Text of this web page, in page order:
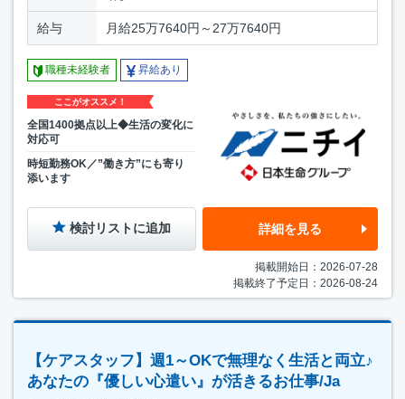
給与 月給25万7640円～27万7640円
職種未経験者 昇給あり
ここがオススメ！
全国1400拠点以上◆生活の変化に
対応可
時短勤務OK／”働き方”にも寄り
添います
検討リストに追加 詳細を見る
掲載開始日：2026-07-28
掲載終了予定日：2026-08-24
【ケアスタッフ】週1～OKで無理なく生活と両立♪
あなたの『優しい心遣い』が活きるお仕事/Ja